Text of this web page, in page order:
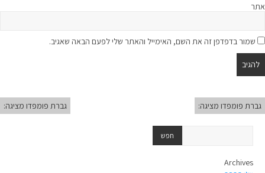
אתר
שמור בדפדפן זה את השם, האימייל והאתר שלי לפעם הבאה שאגיב.
גברת פומפדו מציגה: גברת פומפדו מציגה:
Archives